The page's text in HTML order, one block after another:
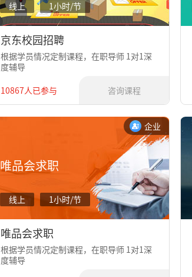
线上 1小时/节
京东校园招聘
根据学员情况定制课程，在职导师 1对1深
度辅导
10867人已参与
咨询课程
企业
唯品会求职
线上 1小时/节
唯品会求职
根据学员情况定制课程，在职导师 1对1深
度辅导